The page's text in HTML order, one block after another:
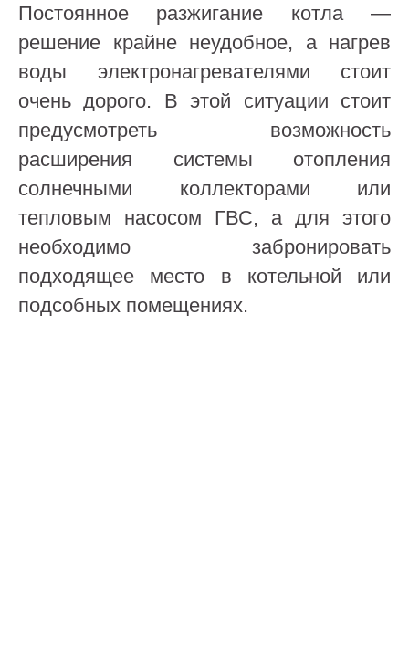
Постоянное разжигание котла —
решение крайне неудобное, а нагрев
воды электронагревателями стоит
очень дорого. В этой ситуации стоит
предусмотреть возможность
расширения системы отопления
солнечными коллекторами или
тепловым насосом ГВС, а для этого
необходимо забронировать
подходящее место в котельной или
подсобных помещениях.